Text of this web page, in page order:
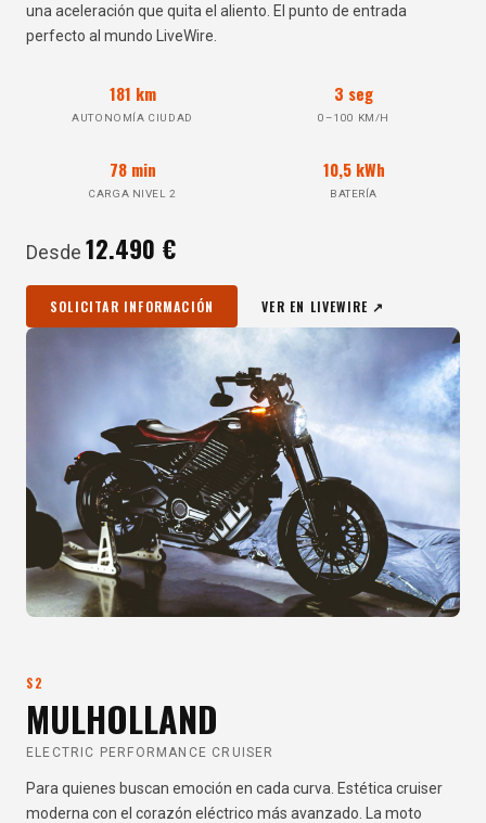
una aceleración que quita el aliento. El punto de entrada
perfecto al mundo LiveWire.
181 km
AUTONOMÍA CIUDAD
3 seg
0–100 KM/H
78 min
CARGA NIVEL 2
10,5 kWh
BATERÍA
Desde 12.490 €
SOLICITAR INFORMACIÓN VER EN LIVEWIRE ↗
S2
MULHOLLAND
ELECTRIC PERFORMANCE CRUISER
Para quienes buscan emoción en cada curva. Estética cruiser
moderna con el corazón eléctrico más avanzado. La moto